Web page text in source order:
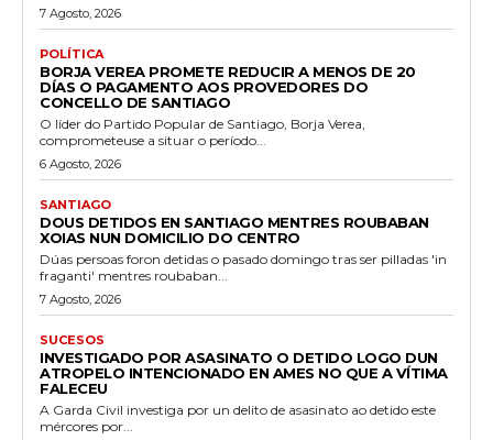
7 Agosto, 2026
POLÍTICA
BORJA VEREA PROMETE REDUCIR A MENOS DE 20
DÍAS O PAGAMENTO AOS PROVEDORES DO
CONCELLO DE SANTIAGO
O líder do Partido Popular de Santiago, Borja Verea,
comprometeuse a situar o período...
6 Agosto, 2026
SANTIAGO
DOUS DETIDOS EN SANTIAGO MENTRES ROUBABAN
XOIAS NUN DOMICILIO DO CENTRO
Dúas persoas foron detidas o pasado domingo tras ser pilladas 'in
fraganti' mentres roubaban...
7 Agosto, 2026
SUCESOS
INVESTIGADO POR ASASINATO O DETIDO LOGO DUN
ATROPELO INTENCIONADO EN AMES NO QUE A VÍTIMA
FALECEU
A Garda Civil investiga por un delito de asasinato ao detido este
mércores por...